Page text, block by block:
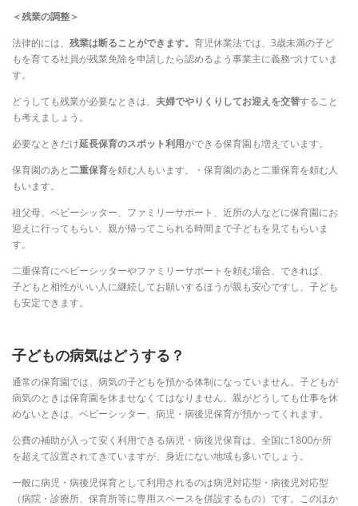
＜残業の調整＞
法律的には、 残業は断ることができます。 育児休業法では、3歳未満の子ど
もを育てる社員が残業免除を申請したら認めるよう事業主に義務づけていま
す。
どうしても残業が必要なときは、 夫婦でやりくりしてお迎えを交替すること
も考えましょう。
必要なときだけ延長保育のスポット利用ができる保育園も増えています。
保育園のあと二重保育を頼む人もいます。・保育園のあと二重保育を頼む人
もいます。
祖父母、ベビーシッター、ファミリーサポート、近所の人などに保育園にお
迎えに行ってもらい、親が帰ってこられる時間まで子どもを見てもらいま
す。
二重保育にベビーシッターやファミリーサポートを頼む場合、できれば、
子どもと相性がいい人に継続してお願いするほうが親も安心ですし、子ども
も安定できます。
子どもの病気はどうする？
通常の保育園では、病気の子どもを預かる体制になっていません。子どもが
病気のときは保育園を休ませなくてはなりません。 親がどうしても仕事を休
めないときは、ベビーシッター、病児・病後児保育が預かってくれます。
公費の補助が入って安く利用できる病児・病後児保育は、全国に1800か所
を超えて設置されてきていますが、身近にない地域も多いでしょう。
一般に病児・病後児保育として利用されるのは病児対応型・病後児対応型
（病院・診療所、保育所等に専用スペースを併設するもの）です。このほか